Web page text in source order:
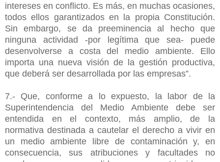
intereses en conflicto. Es más, en muchas ocasiones,
todos ellos garantizados en la propia Constitución.
Sin embargo, se da preeminencia al hecho que
ninguna actividad -por legítima que sea- puede
desenvolverse a costa del medio ambiente. Ello
importa una nueva visión de la gestión productiva,
que deberá ser desarrollada por las empresas”.
7.- Que, conforme a lo expuesto, la labor de la
Superintendencia del Medio Ambiente debe ser
entendida en el contexto, más amplio, de la
normativa destinada a cautelar el derecho a vivir en
un medio ambiente libre de contaminación y, en
consecuencia, sus atribuciones y facultades no